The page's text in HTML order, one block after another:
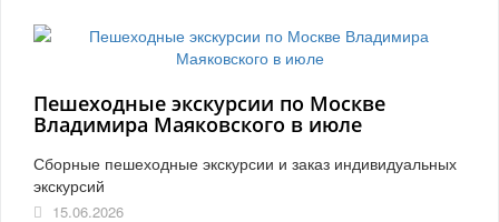
Пешеходные экскурсии по Москве
Владимира Маяковского в июле
Сборные пешеходные экскурсии и заказ индивидуальных
экскурсий
15.06.2026